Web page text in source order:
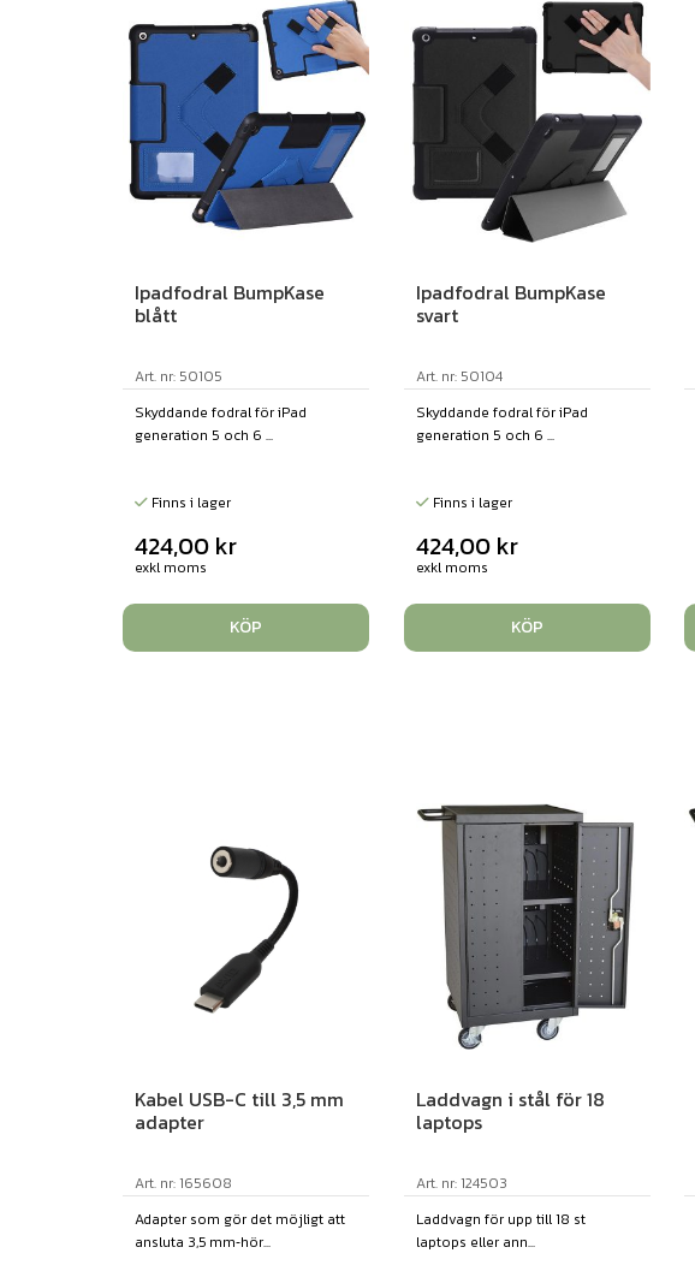
Ipadfodral BumpKase
blått
Art. nr: 50105
Skyddande fodral för iPad
generation 5 och 6 ...
Finns i lager
424,00 kr
exkl moms
KÖP
Ipadfodral BumpKase
svart
Art. nr: 50104
Skyddande fodral för iPad
generation 5 och 6 ...
Finns i lager
424,00 kr
exkl moms
KÖP
Kabel USB-C till 3,5 mm
adapter
Art. nr: 165608
Adapter som gör det möjligt att
ansluta 3,5 mm‑hör...
Laddvagn i stål för 18
laptops
Art. nr: 124503
Laddvagn för upp till 18 st
laptops eller ann...